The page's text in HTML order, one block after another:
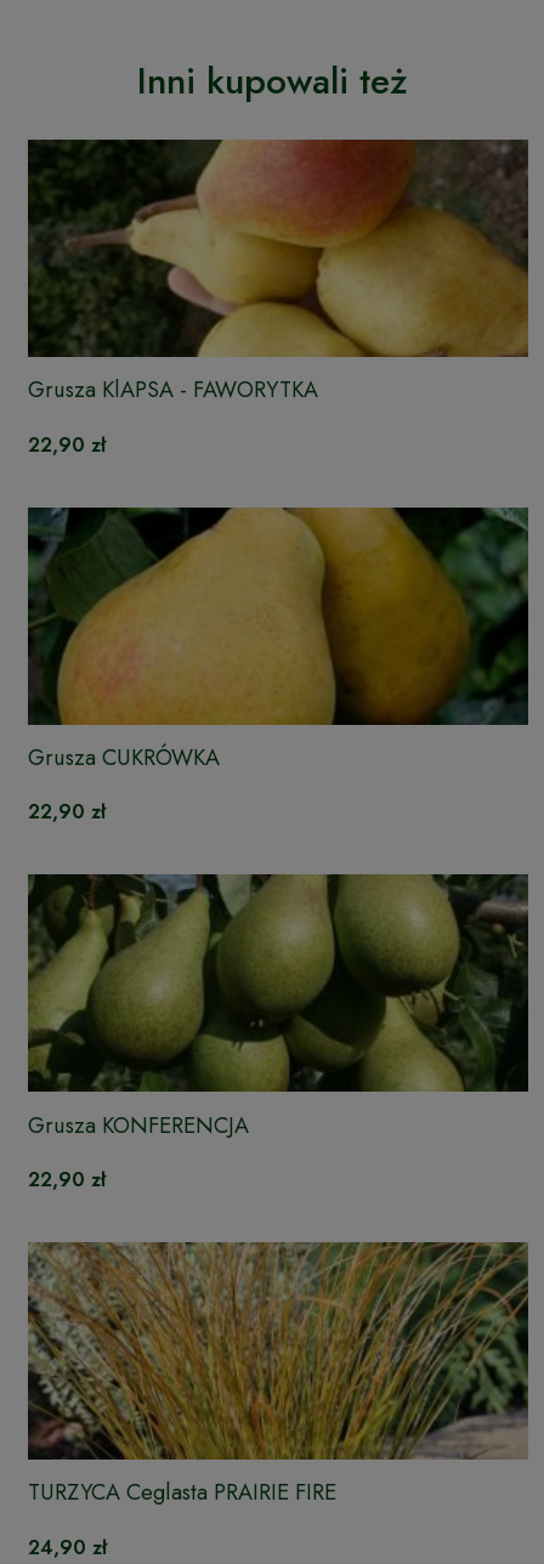
Inni kupowali też
Grusza KlAPSA - FAWORYTKA
22,90 zł
Grusza CUKRÓWKA
22,90 zł
Grusza KONFERENCJA
22,90 zł
TURZYCA Ceglasta PRAIRIE FIRE
24,90 zł